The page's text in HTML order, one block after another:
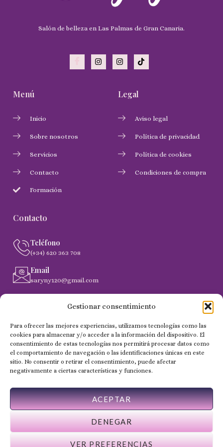
Gestionar consentimiento
Para ofrecer las mejores experiencias, utilizamos tecnologías como las
cookies para almacenar y/o acceder a la información del dispositivo. El
consentimiento de estas tecnologías nos permitirá procesar datos como
el comportamiento de navegación o las identificaciones únicas en este
sitio. No consentir o retirar el consentimiento, puede afectar
negativamente a ciertas características y funciones.
ACEPTAR
DENEGAR
VER PREFERENCIAS
Salón de belleza en Las Palmas de Gran Canaria.
Menú
Inicio
Sobre nosotros
Servicios
Contacto
Formación
Legal
Aviso legal
Política de privacidad
Política de cookies
Condiciones de compra
Contacto
Teléfono
(+34) 620 363 708
Email
saryny120@gmail.com
Dirección
C. Gobernador Marín Acuña, 53, (35014) Las Palmas de
Copyright 2024 © Todos los derechos reservados - NailSaryny